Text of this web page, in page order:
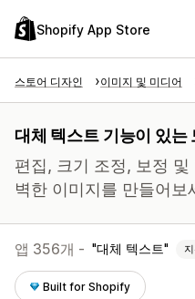
Shopify App Store
스토어 디자인 이미지 및 미디어
대체 텍스트 기능이 있는
편집, 크기 조정, 보정
벽한 이미지를 만들어보
앱 356개 - 대체 텍스트
Built for Shopify